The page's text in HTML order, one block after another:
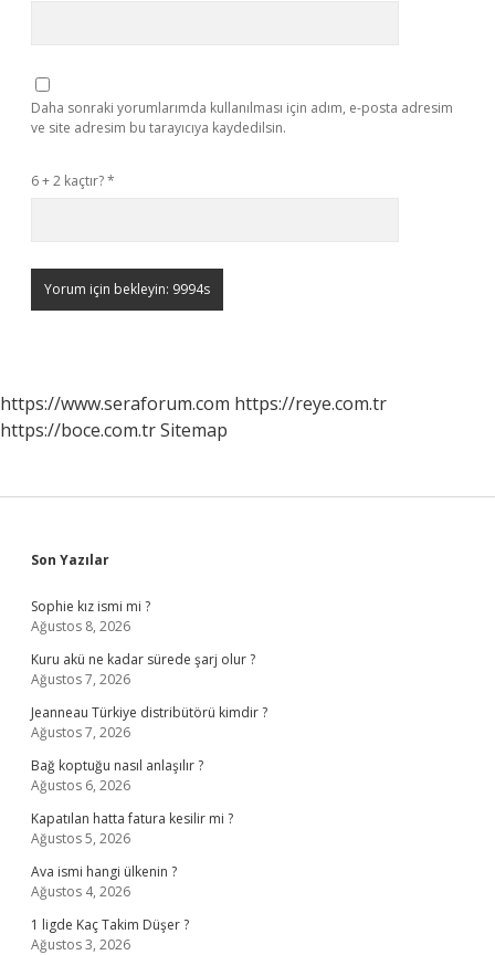
Daha sonraki yorumlarımda kullanılması için adım, e-posta adresim
ve site adresim bu tarayıcıya kaydedilsin.
6 + 2 kaçtır?*
https://www.seraforum.com https://reye.com.tr
https://boce.com.trSitemap
Sidebar
Son Yazılar
Sophie kız ismi mi ?
Ağustos 8, 2026
Kuru akü ne kadar sürede şarj olur ?
Ağustos 7, 2026
Jeanneau Türkiye distribütörü kimdir ?
Ağustos 7, 2026
Bağ koptuğu nasıl anlaşılır ?
Ağustos 6, 2026
Kapatılan hatta fatura kesilir mi ?
Ağustos 5, 2026
Ava ismi hangi ülkenin ?
Ağustos 4, 2026
1 ligde Kaç Takim Düşer ?
Ağustos 3, 2026